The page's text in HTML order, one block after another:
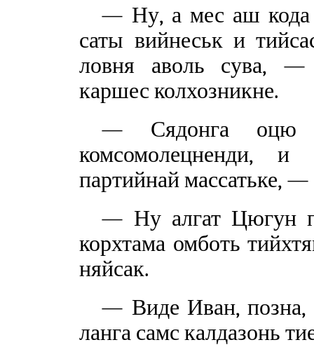
— Ну, а мес аш кода
саты вийнеськ и
ловня аволь сува, —
каршес колхозникне.
— Сядонга оцю
комсомолецненди, и
партийнай массатьке,
— Ну алгат Цюгун
корхтама омботь
няйсак.
— Виде Иван, позна,
ланга самс калдазонь